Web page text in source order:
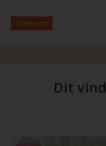
Vietnam
Dit